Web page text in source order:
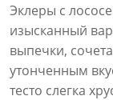
Эклеры с
изысканный
выпечки,
утонченным
тесто слегка